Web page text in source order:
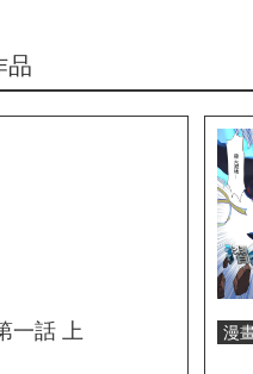
品
一話 上 漫